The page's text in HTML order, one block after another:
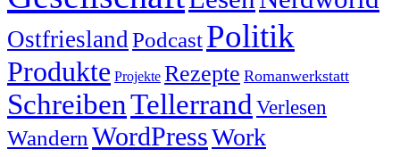
OstfrieslandPodcastPolitik
Produkte Projekte Rezepte Romanwerkstatt
SchreibenTellerrand Verlesen
Wandern WordPressWork